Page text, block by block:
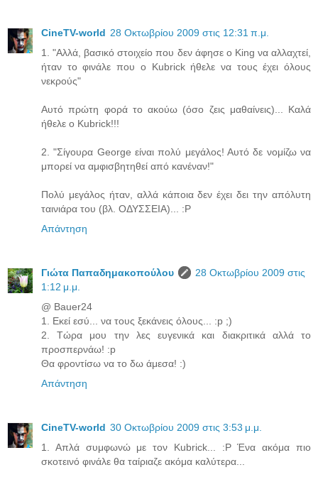
CineTV-world 28 Οκτωβρίου 2009 στις 12:31 π.μ.
1. "Αλλά, βασικό στοιχείο που δεν άφησε ο King να αλλαχτεί,
ήταν το φινάλε που ο Kubrick ήθελε να τους έχει όλους
νεκρούς"
Αυτό πρώτη φορά το ακούω (όσο ζεις μαθαίνεις)... Καλά
ήθελε ο Kubrick!!!
2. "Σίγουρα George είναι πολύ μεγάλος! Αυτό δε νομίζω να
μπορεί να αμφισβητηθεί από κανέναν!"
Πολύ μεγάλος ήταν, αλλά κάποια δεν έχει δει την απόλυτη
ταινιάρα του (βλ. ΟΔΥΣΣΕΙΑ)... :P
Απάντηση
Γιώτα Παπαδημακοπούλου
28 Οκτωβρίου 2009 στις
1:12 μ.μ.
@ Bauer24
1. Εκεί εσύ... να τους ξεκάνεις όλους... :p ;)
2. Τώρα μου την λες ευγενικά και διακριτικά αλλά το
προσπερνάω! :p
Θα φροντίσω να το δω άμεσα! :)
Απάντηση
CineTV-world 30 Οκτωβρίου 2009 στις 3:53 μ.μ.
1. Απλά συμφωνώ με τον Kubrick... :P Ένα ακόμα πιο
σκοτεινό φινάλε θα ταίριαζε ακόμα καλύτερα...